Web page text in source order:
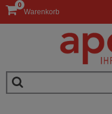
Warenkorb
0